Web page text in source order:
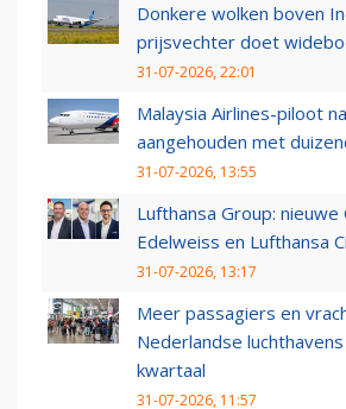
Donkere wolken boven
prijsvechter doet
31-07-2026, 22:01
Malaysia Airlines-piloot
aangehouden met
31-07-2026, 13:55
Lufthansa Group: nieuwe
Edelweiss en Lufthansa
31-07-2026, 13:17
Meer passagiers en
Nederlandse
kwartaal
31-07-2026, 11:57